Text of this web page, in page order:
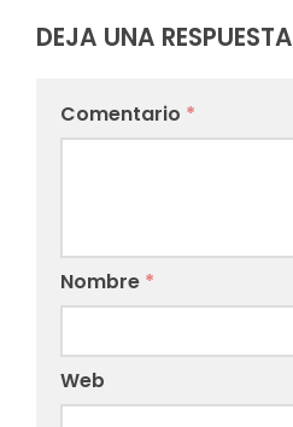
DEJA UNA RESPUESTA
Comentario *
Nombre *
Web